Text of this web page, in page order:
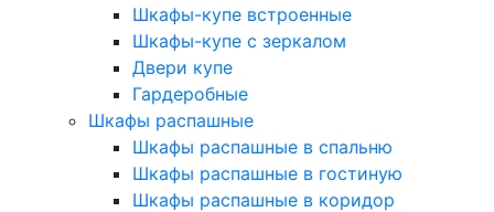
Шкафы-купе встроенные
Шкафы-купе с зеркалом
Двери купе
Гардеробные
Шкафы распашные
Шкафы распашные в спальню
Шкафы распашные в гостиную
Шкафы распашные в коридор